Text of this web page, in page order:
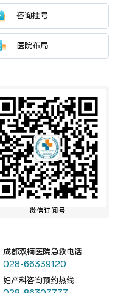
手术科室
咨询挂号
医院布局
微信订阅号
成都双楠医院急救电话
028-66339120
妇产科咨询预约热线